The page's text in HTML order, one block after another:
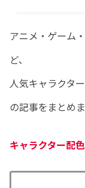
アニメ・ゲーム
ど、
人気キャラクタ
の記事をまとめま
キャラクター配色